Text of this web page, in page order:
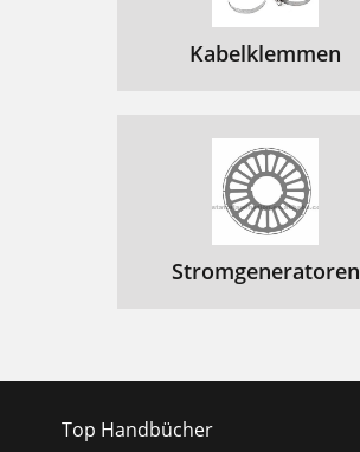
Kabelklemmen
Stromgeneratoren
Top Handbücher